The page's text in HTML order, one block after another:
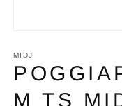
multimediali
1
in
modale
MIDJ
M TS